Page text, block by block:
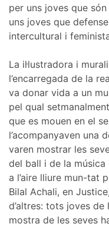
per uns joves que
uns joves que
intercultural i
La il·lustradora i
l’encarregada de la
va donar vida a un
pel qual
que es mouen en el
l’acompanyaven una
varen mostrar les
del ball i de la
a l’aire lliure mun-tat
Bilal Achali, en
d’altres: tots joves
mostra de les seves